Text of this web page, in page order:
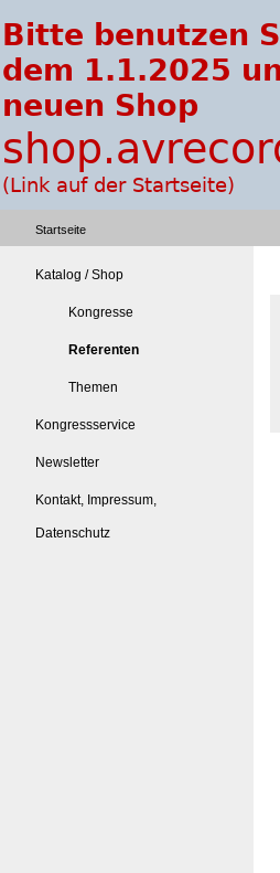
Startseite
Katalog / Shop
Kongresse
Referenten
Themen
Kongressservice
Newsletter
Kontakt, Impressum,
Datenschutz